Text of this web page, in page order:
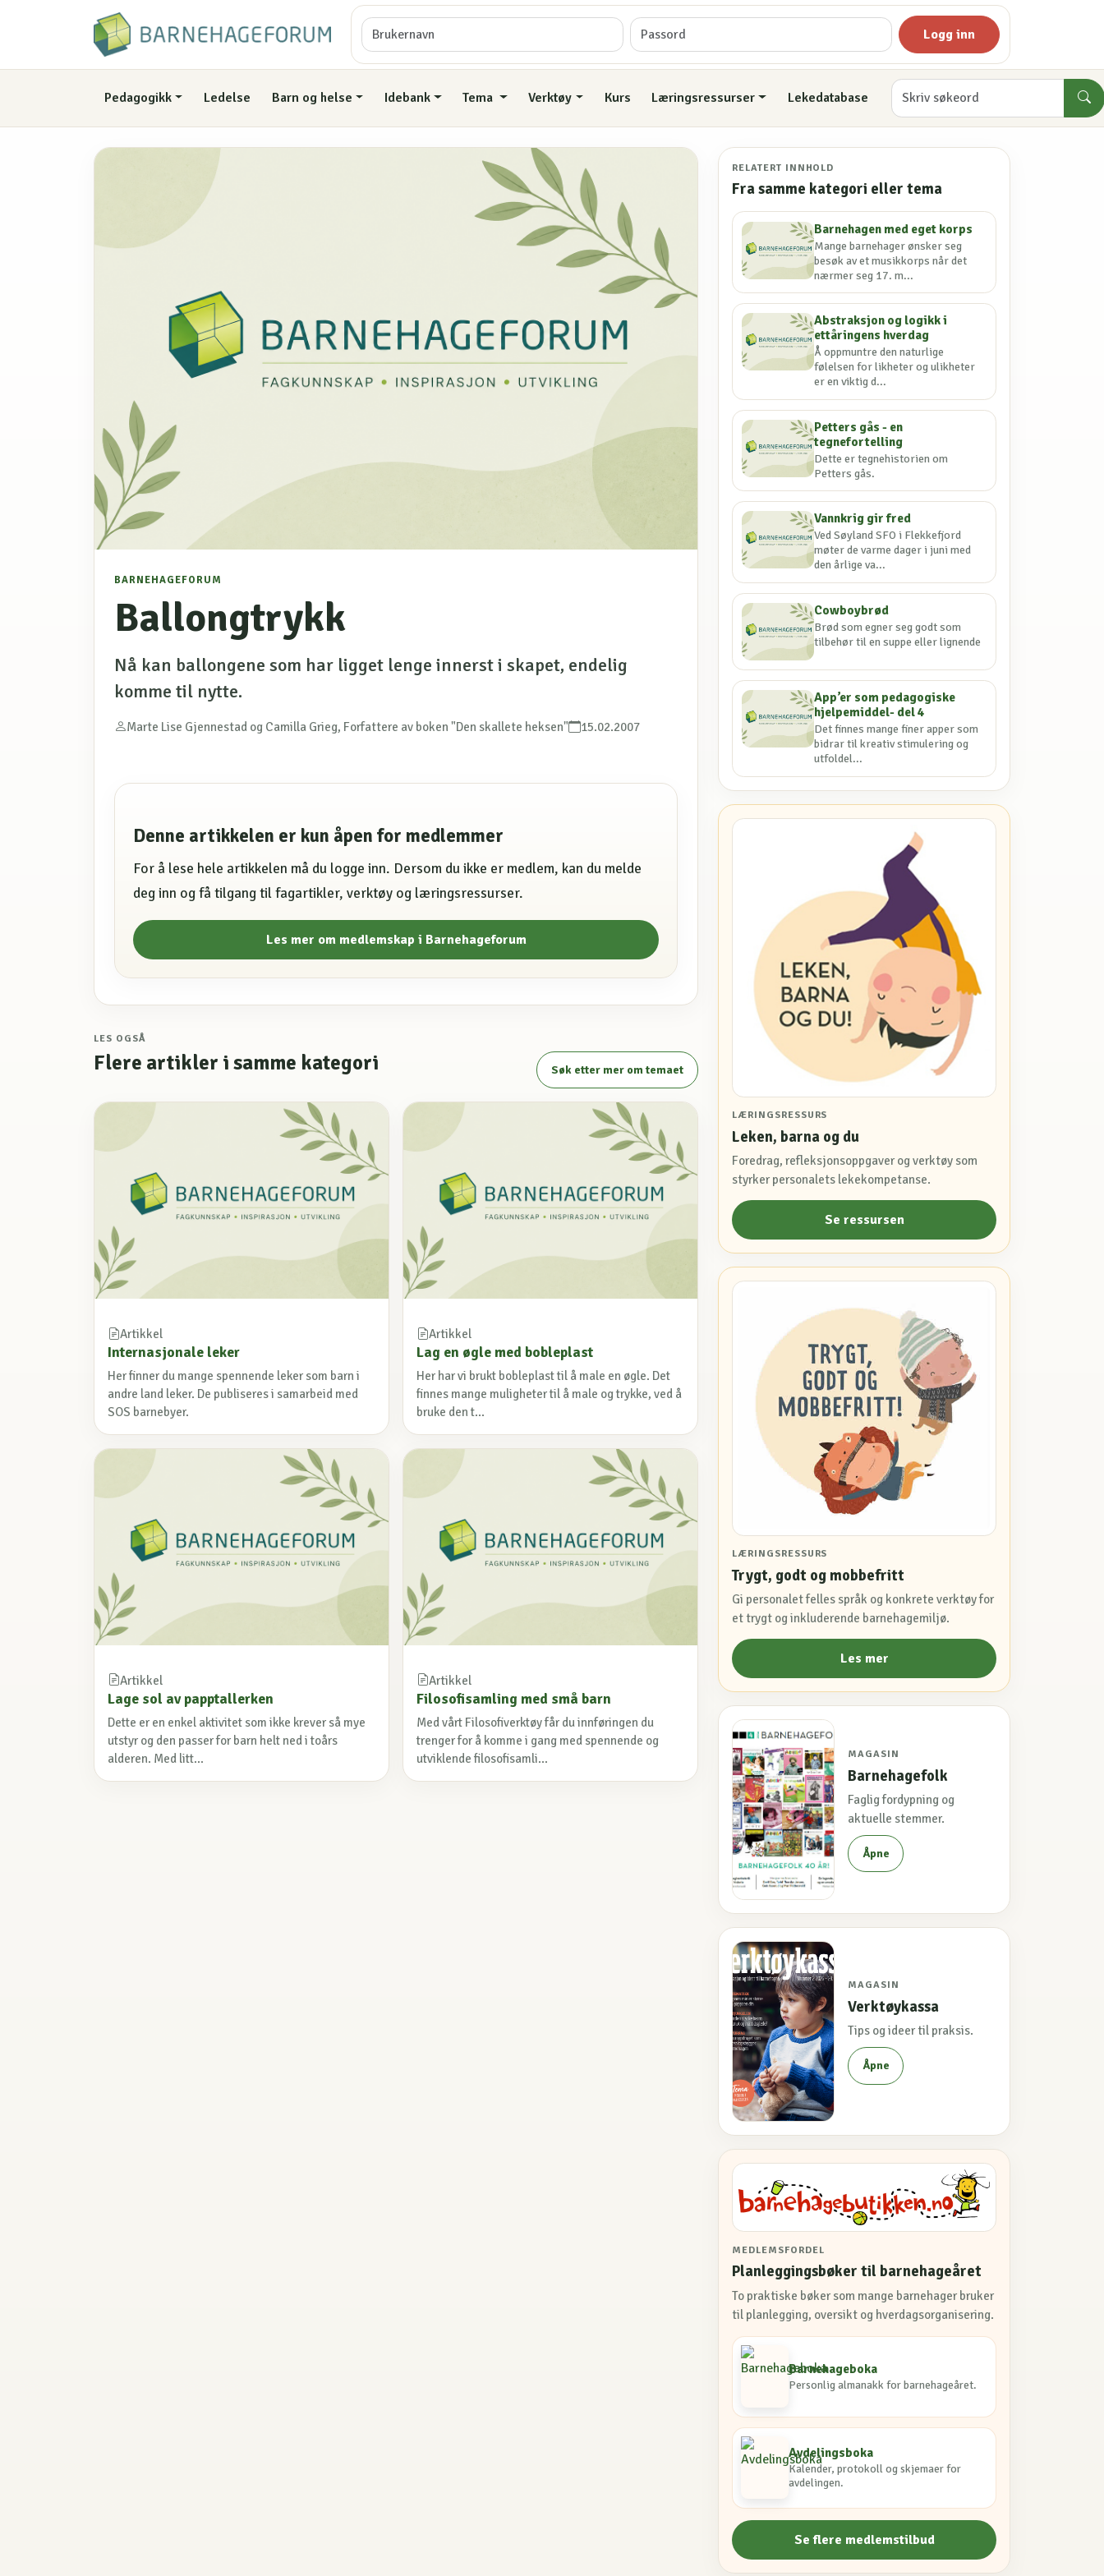
Logg inn
Pedagogikk Ledelse Barn og helse Idebank Tema Verktøy Kurs Læringsressurser Lekedatabase
BARNEHAGEFORUM
Ballongtrykk
Nå kan ballongene som har ligget lenge innerst i skapet, endelig
komme til nytte.
Marte Lise Gjennestad og Camilla Grieg, Forfattere av boken "Den skallete heksen" 15.02.2007
Denne artikkelen er kun åpen for medlemmer
For å lese hele artikkelen må du logge inn. Dersom du ikke er medlem, kan du melde
deg inn og få tilgang til fagartikler, verktøy og læringsressurser.
Les mer om medlemskap i Barnehageforum
LES OGSÅ
Flere artikler i samme kategori Søk etter mer om temaet
Artikkel
Internasjonale leker
Her finner du mange spennende leker som barn i
andre land leker. De publiseres i samarbeid med
SOS barnebyer.
Artikkel
Lag en øgle med bobleplast
Her har vi brukt bobleplast til å male en øgle. Det
finnes mange muligheter til å male og trykke, ved å
bruke den t...
Artikkel
Lage sol av papptallerken
Dette er en enkel aktivitet som ikke krever så mye
utstyr og den passer for barn helt ned i toårs
alderen. Med litt...
Artikkel
Filosofisamling med små barn
Med vårt Filosofiverktøy får du innføringen du
trenger for å komme i gang med spennende og
utviklende filosofisamli...
RELATERT INNHOLD
Fra samme kategori eller tema
Barnehagen med eget korps
Mange barnehager ønsker seg
besøk av et musikkorps når det
nærmer seg 17. m...
Abstraksjon og logikk i
ettåringens hverdag
Å oppmuntre den naturlige
følelsen for likheter og ulikheter
er en viktig d...
Petters gås - en
tegnefortelling
Dette er tegnehistorien om
Petters gås.
Vannkrig gir fred
Ved Søyland SFO i Flekkefjord
møter de varme dager i juni med
den årlige va...
Cowboybrød
Brød som egner seg godt som
tilbehør til en suppe eller lignende
App’er som pedagogiske
hjelpemiddel- del 4
Det finnes mange finer apper som
bidrar til kreativ stimulering og
utfoldel...
LÆRINGSRESSURS
Leken, barna og du
Foredrag, refleksjonsoppgaver og verktøy som
styrker personalets lekekompetanse.
Se ressursen
LÆRINGSRESSURS
Trygt, godt og mobbefritt
Gi personalet felles språk og konkrete verktøy for
et trygt og inkluderende barnehagemiljø.
Les mer
MAGASIN
Barnehagefolk
Faglig fordypning og
aktuelle stemmer.
Åpne
MAGASIN
Verktøykassa
Tips og ideer til praksis.
Åpne
MEDLEMSFORDEL
Planleggingsbøker til barnehageåret
To praktiske bøker som mange barnehager bruker
til planlegging, oversikt og hverdagsorganisering.
Barnehageboka
Personlig almanakk for barnehageåret.
Avdelingsboka
Kalender, protokoll og skjemaer for
avdelingen.
Se flere medlemstilbud